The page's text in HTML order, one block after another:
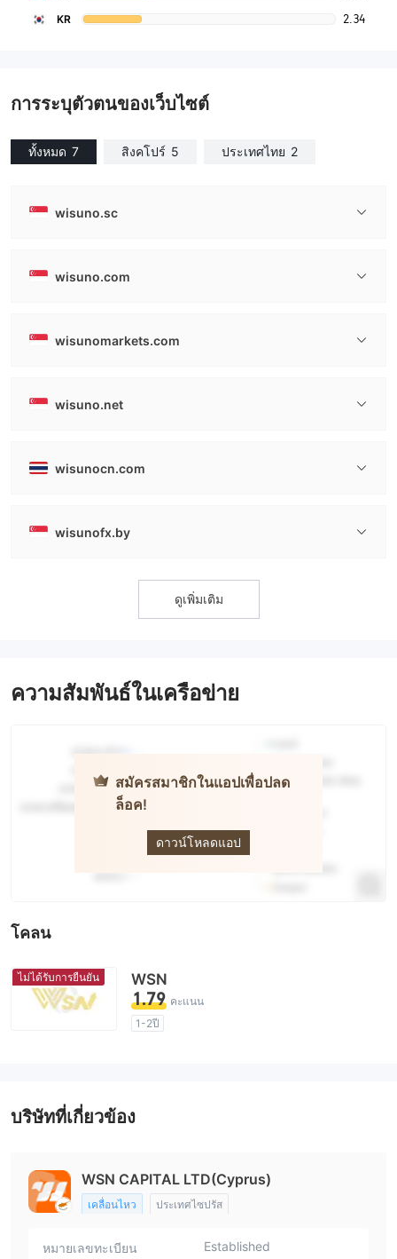
KR 2.34
การระบุตัวตนของเว็บไซต์
ทั้งหมด 7 สิงคโปร์ 5 ประเทศไทย 2
wisuno.sc
wisuno.com
wisunomarkets.com
wisuno.net
wisunocn.com
wisunofx.by
ดูเพิ่มเติม
ความสัมพันธ์ในเครือข่าย
สมัครสมาชิกในแอปเพื่อปลด
ล็อค!
ดาวน์โหลดแอป
โคลน
ไม่ได้รับการยืนยัน WSN
1.79 คะแนน
1-2ปี
บริษัทที่เกี่ยวข้อง
WSN CAPITAL LTD(Cyprus)
เคลื่อนไหว ประเทศไซปรัส
หมายเลขทะเบียน Established